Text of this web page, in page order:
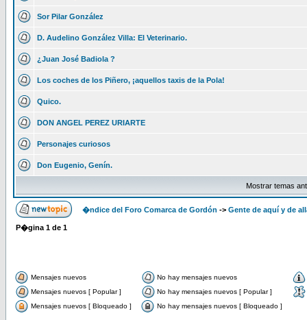
Sor Pilar González
D. Audelino González Villa: El Veterinario.
¿Juan José Badiola ?
Los coches de los Piñero, ¡aquellos taxis de la Pola!
Quico.
DON ANGEL PEREZ URIARTE
Personajes curiosos
Don Eugenio, Genín.
Mostrar temas
�ndice del Foro Comarca de Gordón -> Gente de aquí y de
P�gina 1 de 1
Mensajes nuevos
No hay mensajes nuevos
Mensajes nuevos [ Popular ]
No hay mensajes nuevos [ Popular ]
Mensajes nuevos [ Bloqueado ]
No hay mensajes nuevos [ Bloqueado ]